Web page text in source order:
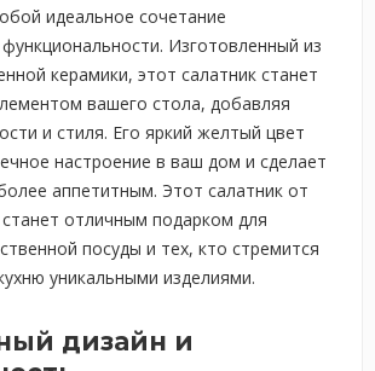
идеальное сочетание
Изготовленный из
керамики, этот салатник станет
вашего стола, добавляя
и стиля. Его яркий желтый цвет
настроение в ваш дом и сделает
аппетитным. Этот салатник от
отличным подарком для
посуды и тех, кто стремится
уникальными изделиями.
дизайн и